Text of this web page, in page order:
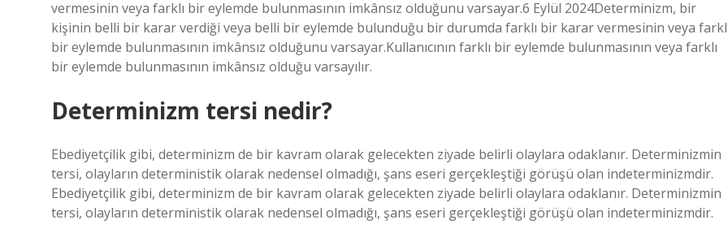
vermesinin veya farklı bir eylemde bulunmasının imkânsız olduğunu varsayar.6 Eylül 2024Determinizm, bir
kişinin belli bir karar verdiği veya belli bir eylemde bulunduğu bir durumda farklı bir karar vermesinin veya
bir eylemde bulunmasının imkânsız olduğunu varsayar.Kullanıcının farklı bir eylemde bulunmasının veya farklı
bir eylemde bulunmasının imkânsız olduğu varsayılır.
Determinizm tersi nedir?
Ebediyetçilik gibi, determinizm de bir kavram olarak gelecekten ziyade belirli olaylara odaklanır. Determinizmin
tersi, olayların deterministik olarak nedensel olmadığı, şans eseri gerçekleştiği görüşü olan indeterminizmdir.
Ebediyetçilik gibi, determinizm de bir kavram olarak gelecekten ziyade belirli olaylara odaklanır. Determinizmin
tersi, olayların deterministik olarak nedensel olmadığı, şans eseri gerçekleştiği görüşü olan indeterminizmdir.